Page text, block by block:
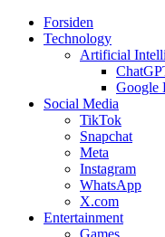
Web3zero.dk
Web3zero.dk
Forsiden
Technology
Artificial
Google
Social Media
TikTok
Snapchat
Meta
Instagram
WhatsApp
X.com
Entertainment
Games